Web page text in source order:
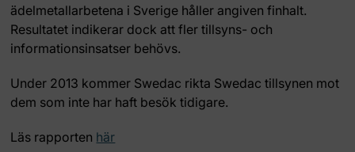
ädelmetallarbetena i Sverige håller angiven finhalt.
Resultatet indikerar dock att fler tillsyns- och
informationsinsatser behövs.
Under 2013 kommer Swedac rikta Swedac tillsynen mot
dem som inte har haft besök tidigare.
Läs rapporten här